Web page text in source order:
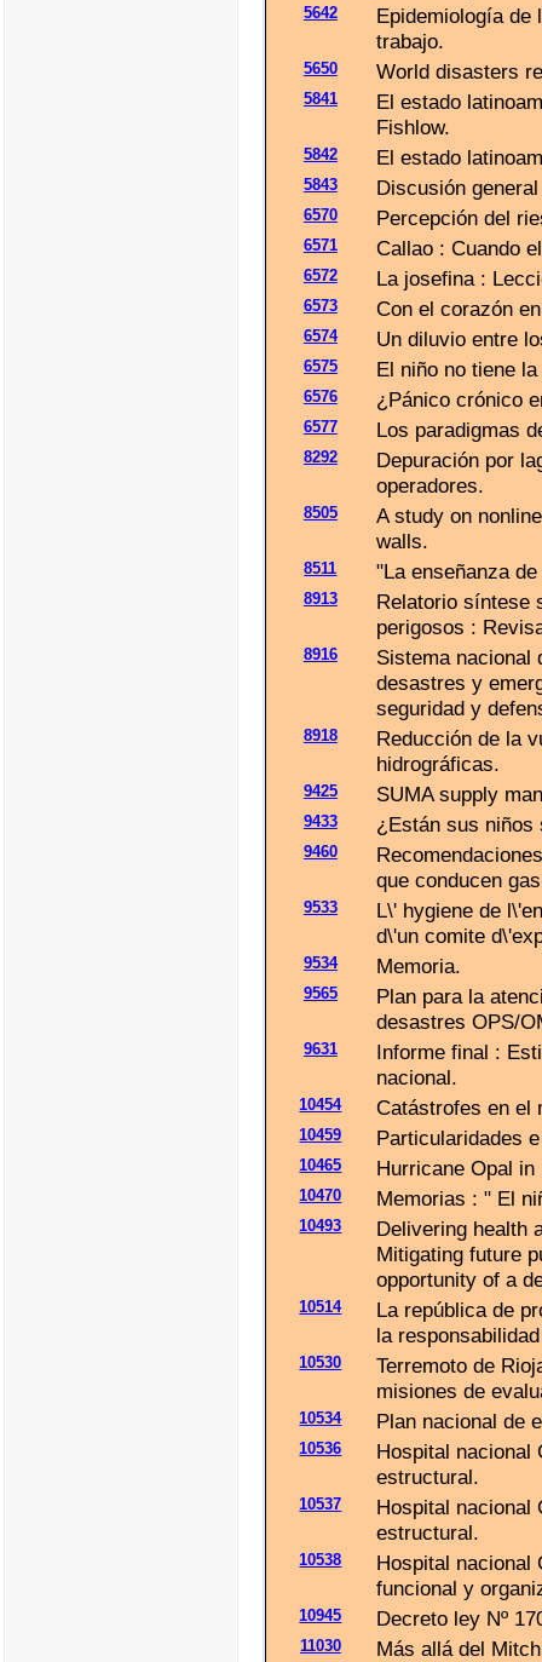
5642
Epidemiología de
trabajo.
5650 World disasters
5841
El estado
Fishlow.
5842 El estado
5843 Discusión
6570 Percepción del
6571 Callao : Cuando
6572 La josefina :
6573 Con el corazón
6574 Un diluvio entre
6575 El niño no tiene
6576 ¿Pánico crónico
6577 Los paradigmas
8292
Depuración por
operadores.
8505
A study on
walls.
8511 "La enseñanza
8913
Relatorio síntese
perigosos :
8916
Sistema nacional
desastres y
seguridad y
8918
Reducción de la
hidrográficas.
9425 SUMA supply
9433 ¿Están sus niños
9460
que conducen
9533
L\' hygiene de
d\'un comite
9534 Memoria.
9565
Plan para la
desastres OPS/
9631
Informe final :
nacional.
10454 Catástrofes en el
10459 Particularidades
10465 Hurricane Opal
10470 Memorias : " El
10493
Delivering health
Mitigating future
opportunity of a
10514
La república de
la
10530
Terremoto de
misiones de
10534 Plan nacional de
10536
Hospital nacional
estructural.
10537
Hospital nacional
estructural.
10538
Hospital nacional
funcional y
10945 Decreto ley Nº
11030 Más allá del